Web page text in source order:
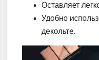
Оставляет
Удобно
декольте.